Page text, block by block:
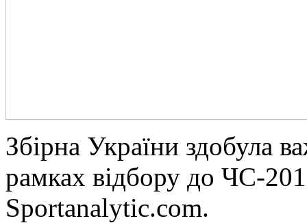
Збірнa Укрaїни здобула
рамках відбору до ЧС-
Sportanalytic.com.